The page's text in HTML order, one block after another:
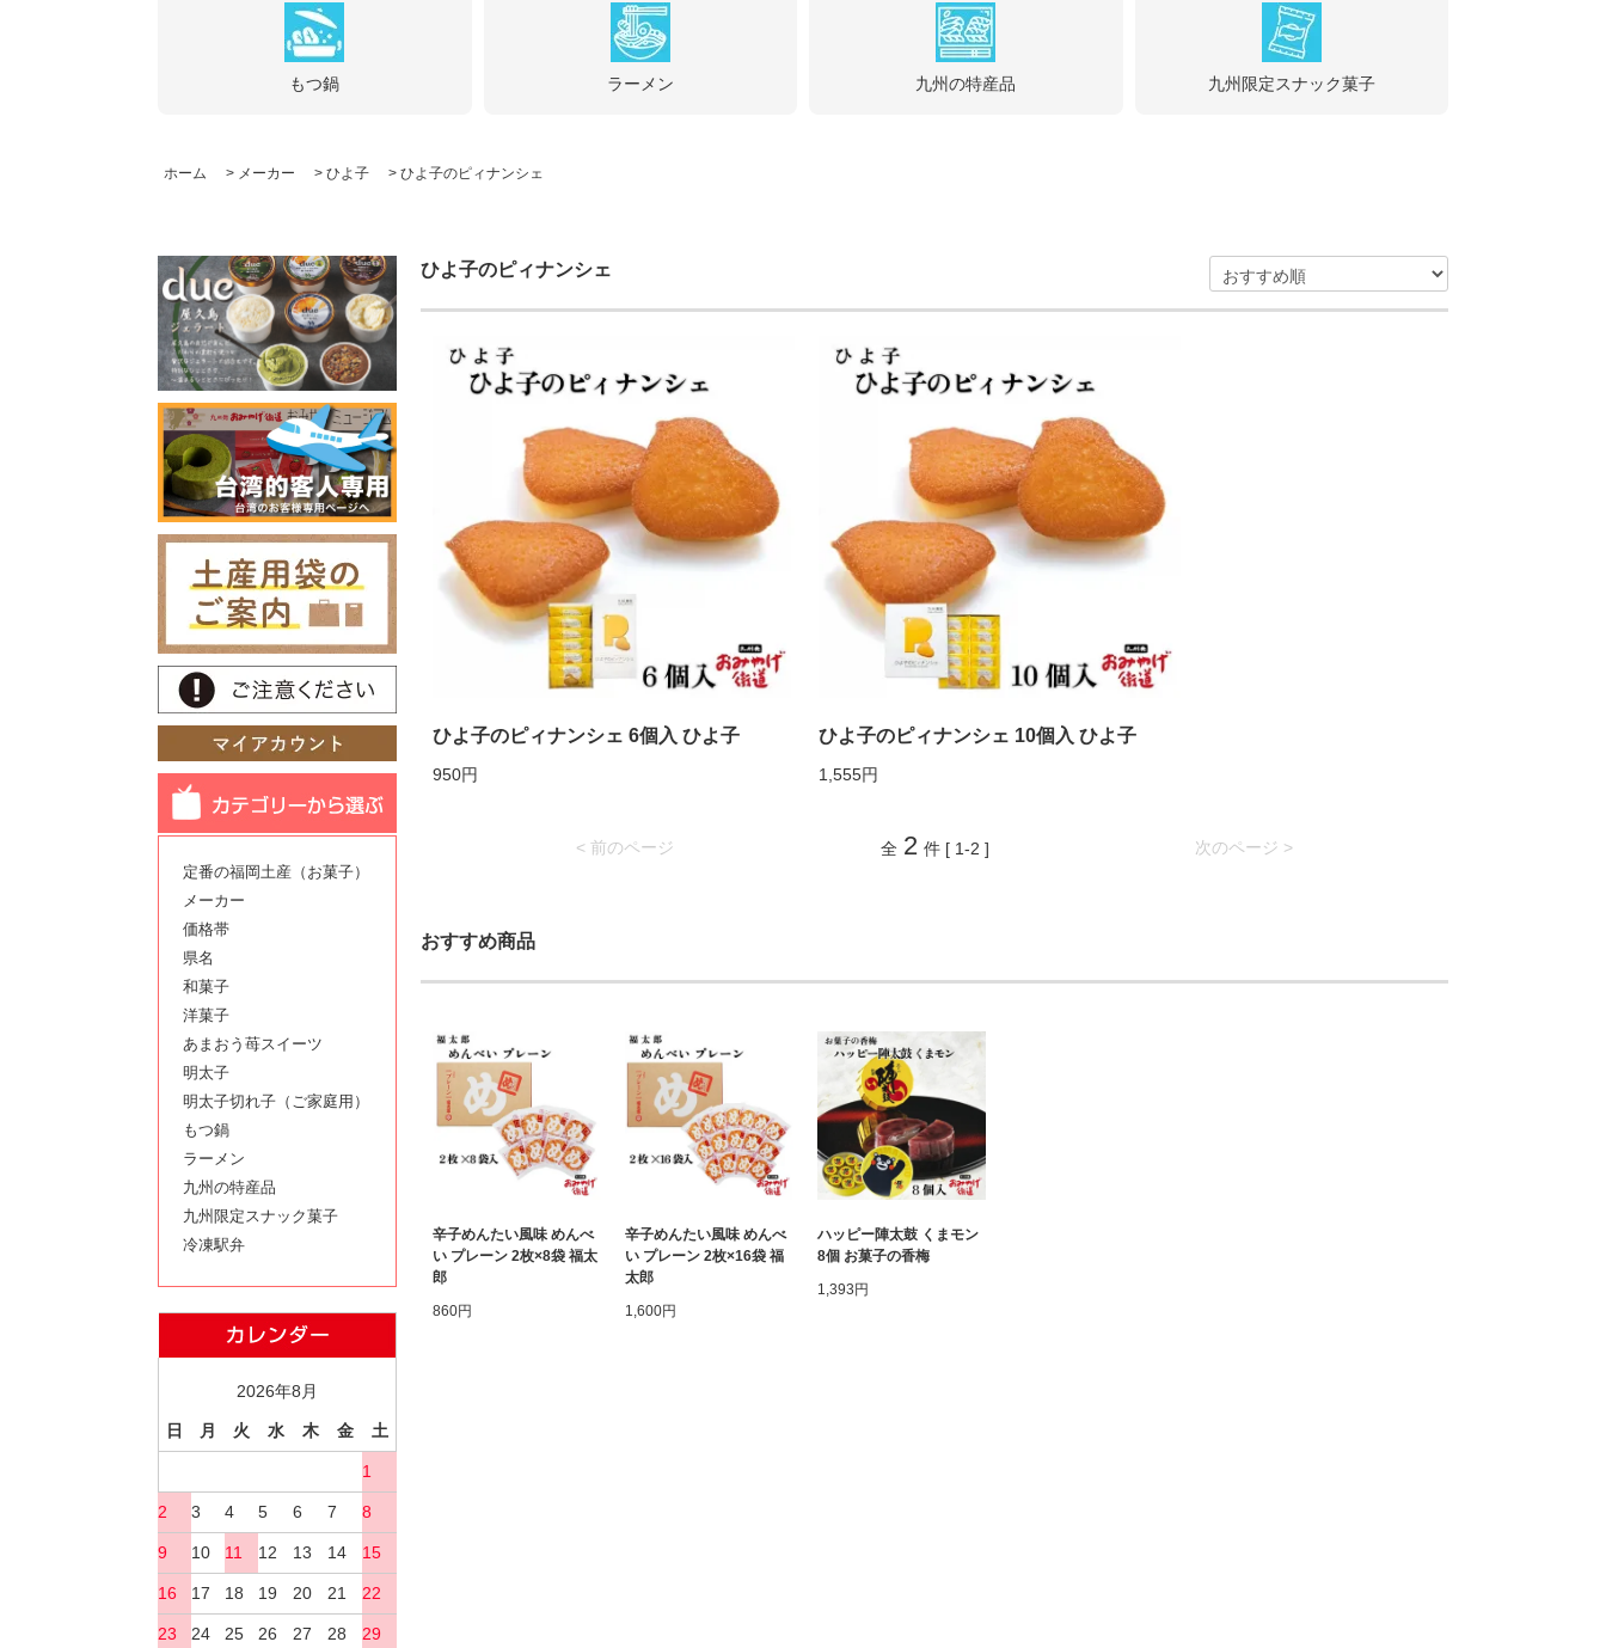
もつ鍋 ラーメン 九州の特産品 九州限定スナック菓子
ホーム > メーカー > ひよ子 > ひよ子のピィナンシェ
定番の福岡土産（お菓子）
メーカー
価格帯
県名
和菓子
洋菓子
あまおう苺スイーツ
明太子
明太子切れ子（ご家庭用）
もつ鍋
ラーメン
九州の特産品
九州限定スナック菓子
冷凍駅弁
2026年8月
日 月 火 水 木 金 土
1
2 3 4 5 6 7 8
9 10 11 12 13 14 15
16 17 18 19 20 21 22
23 24 25 26 27 28 29
ひよ子のピィナンシェ
ひよ子のピィナンシェ 6個入 ひよ子
950円
ひよ子のピィナンシェ 10個入 ひよ子
1,555円
< 前のページ 次のページ >
全 2 件 [ 1-2 ]
おすすめ商品
辛子めんたい風味 めんべ
い プレーン 2枚×8袋 福太
郎
860円
辛子めんたい風味 めんべ
い プレーン 2枚×16袋 福
太郎
1,600円
ハッピー陣太鼓 くまモン
8個 お菓子の香梅
1,393円